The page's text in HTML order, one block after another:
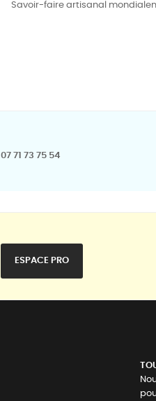
Savoir-faire artisanal
07 71 73 75 54
ESPACE PRO